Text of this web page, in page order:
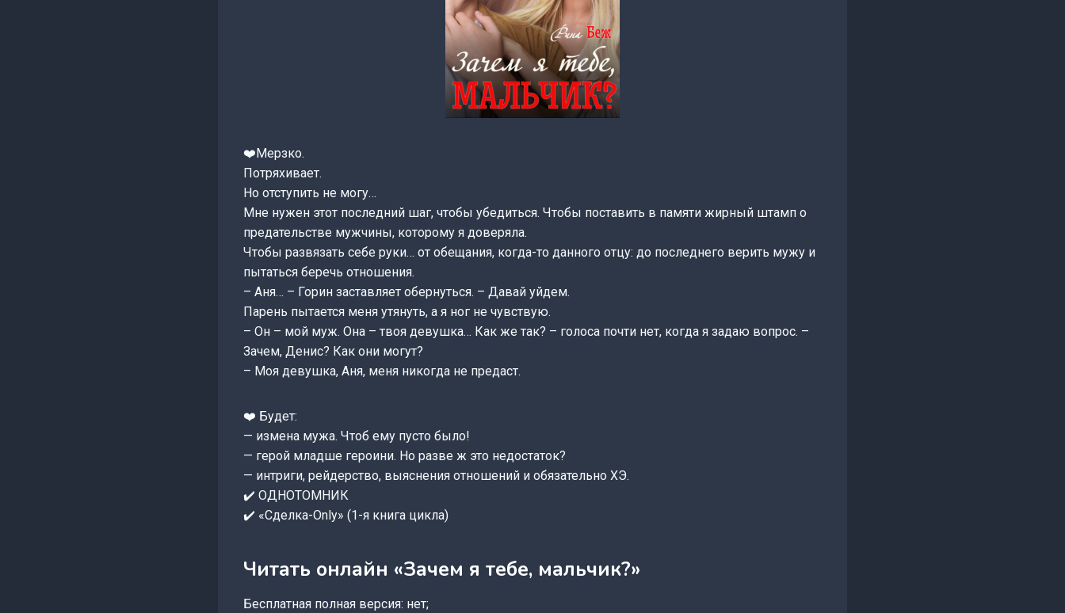
❤️Мерзко.
Потряхивает.
Но отступить не могу…
Мне нужен этот последний шаг, чтобы убедиться. Чтобы поставить в памяти жирный штамп о
предательстве мужчины, которому я доверяла.
Чтобы развязать себе руки… от обещания, когда-то данного отцу: до последнего верить мужу и
пытаться беречь отношения.
– Аня… – Горин заставляет обернуться. – Давай уйдем.
Парень пытается меня утянуть, а я ног не чувствую.
– Он – мой муж. Она – твоя девушка… Как же так? – голоса почти нет, когда я задаю вопрос. –
Зачем, Денис? Как они могут?
– Моя девушка, Аня, меня никогда не предаст.
❤️ Будет:
— измена мужа. Чтоб ему пусто было!
— герой младше героини. Но разве ж это недостаток?
— интриги, рейдерство, выяснения отношений и обязательно ХЭ.
✔️ ОДНОТОМНИК
✔️ «Сделка-Only» (1-я книга цикла)
Читать онлайн «Зачем я тебе, мальчик?»
Бесплатная полная версия: нет;